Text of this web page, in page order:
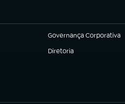
Governança Corporativa
(abre em nova aba)
Diretoria
(abre em nova aba)